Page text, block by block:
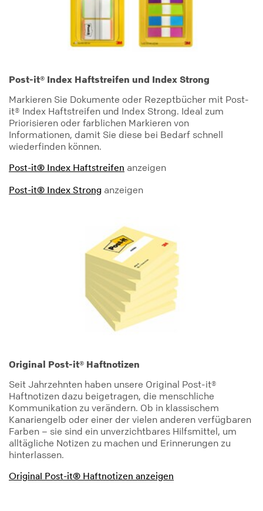
Post-it® Index Haftstreifen und Index Strong
Markieren Sie Dokumente oder Rezeptbücher mit Post-
it® Index Haftstreifen und Index Strong. Ideal zum
Priorisieren oder farblichen Markieren von
Informationen, damit Sie diese bei Bedarf schnell
wiederfinden können.
Post-it® Index Haftstreifen anzeigen
Post-it® Index Strong anzeigen
Original Post-it® Haftnotizen
Seit Jahrzehnten haben unsere Original Post-it®
Haftnotizen dazu beigetragen, die menschliche
Kommunikation zu verändern. Ob in klassischem
Kanariengelb oder einer der vielen anderen verfügbaren
Farben – sie sind ein unverzichtbares Hilfsmittel, um
alltägliche Notizen zu machen und Erinnerungen zu
hinterlassen.
Original Post-it® Haftnotizen anzeigen